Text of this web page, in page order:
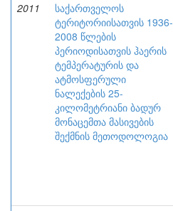
2011
საქართველოს
ტერიტორიისათვის 1936-
2008 წლების
პერიოდისათვის ჰაერის
ტემპერატურის და
ატმოსფერული
ნალექების 25-
კილომეტრიანი ბადურ
მონაცემთა მასივების
შექმნის მეთოდოლოგია